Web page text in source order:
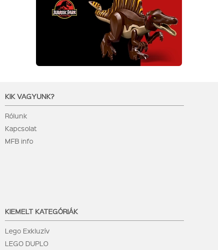
KIK VAGYUNK?
Rólunk
Kapcsolat
MFB info
KIEMELT KATEGÓRIÁK
Lego Exkluzív
LEGO DUPLO